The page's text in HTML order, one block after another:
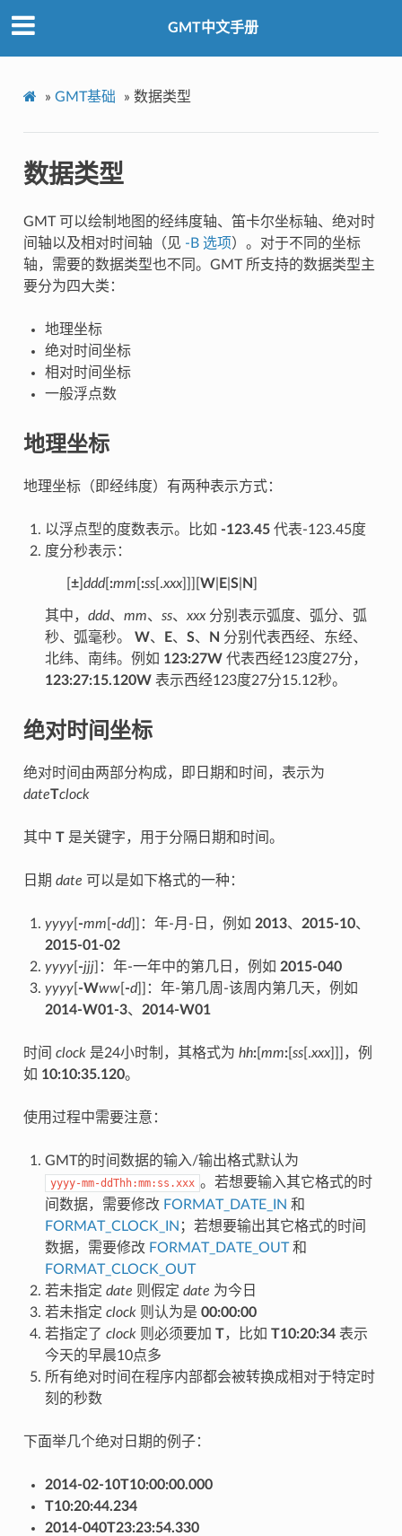
GMT中文手册
» GMT基础 » 数据类型
数据类型
GMT 可以绘制地图的经纬度轴、笛卡尔坐标轴、绝对时
间轴以及相对时间轴（见 -B 选项）。对于不同的坐标
轴，需要的数据类型也不同。GMT 所支持的数据类型主
要分为四大类：
地理坐标
绝对时间坐标
相对时间坐标
一般浮点数
地理坐标
地理坐标（即经纬度）有两种表示方式：
以浮点型的度数表示。比如 -123.45代表-123.45度
度分秒表示：
±] ddd[ :mm :ss[.xxx]]][ W| E| S| N
其中， ddd、 mm、 ss、 xxx分别表示弧度、弧分、弧
秒、弧毫秒。 W、 E、 S、 N 分别代表西经、东经、
北纬、南纬。例如 123:27W代表西经123度27分，
123:27:15.120W表示西经123度27分15.12秒。
绝对时间坐标
绝对时间由两部分构成，即日期和时间，表示为
dateTclock
其中 T是关键字，用于分隔日期和时间。
日期 date 可以是如下格式的一种：
yyyy[ -mm -dd]]：年-月-日，例如 2013、 2015-10、
2015-01-02
yyyy[ -jjj]：年-一年中的第几日，例如 2015-040
yyyy[ -Www[ -d]]：年-第几周-该周内第几天，例如
2014-W01-3、 2014-W01
时间 clock是24小时制，其格式为 hh:[ mm:[ ss[.xxx]]]，例
如 10:10:35.120。
使用过程中需要注意：
GMT的时间数据的输入/输出格式默认为
yyyy-mm-ddThh:mm:ss.xxx 。若想要输入其它格式的时
间数据，需要修改 FORMAT_DATE_IN 和
FORMAT_CLOCK_IN ；若想要输出其它格式的时间
数据，需要修改 FORMAT_DATE_OUT和
FORMAT_CLOCK_OUT
若未指定 date 则假定 date 为今日
若未指定 clock则认为是 00:00:00
若指定了 clock则必须要加 T，比如 T10:20:34表示
今天的早晨10点多
所有绝对时间在程序内部都会被转换成相对于特定时
刻的秒数
下面举几个绝对日期的例子：
2014-02-10T10:00:00.000
T10:20:44.234
2014-040T23:23:54.330